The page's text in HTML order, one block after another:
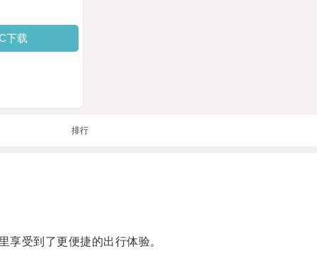
下载
排行
受到了更便捷的出行体验。